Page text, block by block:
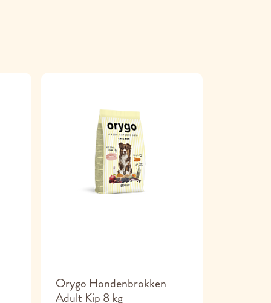
Orygo Hondenbrokken
Adult Kip 8 kg